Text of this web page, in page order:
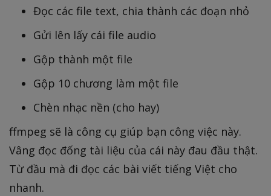
Đọc các file text, chia thành các đoạn nhỏ
Gửi lên lấy cái file audio
Gộp thành một file
Gộp 10 chương làm một file
Chèn nhạc nền (cho hay)
ffmpeg sẽ là công cụ giúp bạn công việc này.
Vâng đọc đống tài liệu của cái này đau đầu thật.
Từ đầu mà đi đọc các bài viết tiếng Việt cho
nhanh.